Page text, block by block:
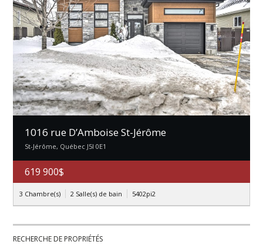
1016 rue D’Amboise St-Jérôme
St-Jérôme, Québec J5l 0E1
619 900$
3 Chambre(s) 2 Salle(s) de bain 5402pi2
RECHERCHE DE PROPRIÉTÉS